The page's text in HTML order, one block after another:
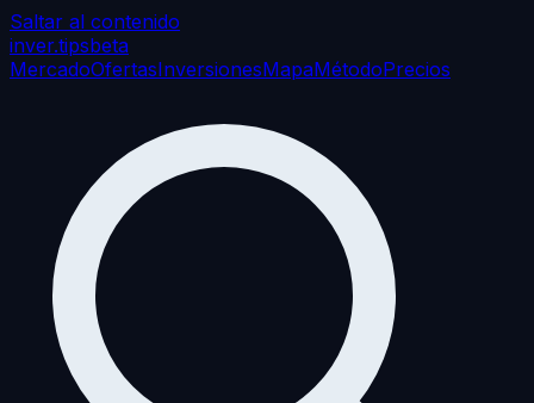
Saltar al contenido
inver.tipsbeta
MercadoOfertasInversionesMapaMétodoPrecios